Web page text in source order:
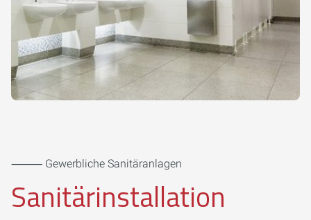
⸻ Gewerbliche Sanitäranlagen
Sanitärinstallation